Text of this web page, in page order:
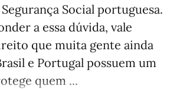
Social portuguesa.
a essa dúvida, vale
que muita gente ainda
e Portugal possuem um
quem ...